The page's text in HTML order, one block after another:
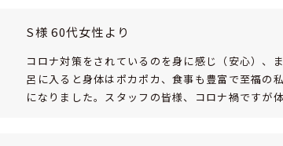
S様 60代女性より
コロナ対策をされているのを身に感じ（安心）、
呂に入ると身体はポカポカ、食事も豊富で至福の
になりました。スタッフの皆様、コロナ禍ですが